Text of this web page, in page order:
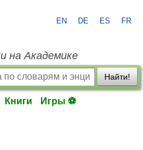
EN DE ES FR
на Академике
Найти!
Книги Игры ⚽